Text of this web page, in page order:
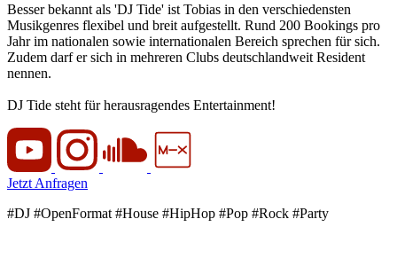
Besser bekannt als 'DJ Tide' ist Tobias in den verschiedensten
Musikgenres flexibel und breit aufgestellt. Rund 200 Bookings pro
Jahr im nationalen sowie internationalen Bereich sprechen für sich.
Zudem darf er sich in mehreren Clubs deutschlandweit Resident
nennen.
DJ Tide steht für herausragendes Entertainment!
Jetzt Anfragen
#DJ #OpenFormat #House #HipHop #Pop #Rock #Party